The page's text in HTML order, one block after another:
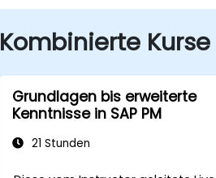
Kombinierte Kurse
Grundlagen bis erweiterte
Kenntnisse in SAP PM
21 Stunden